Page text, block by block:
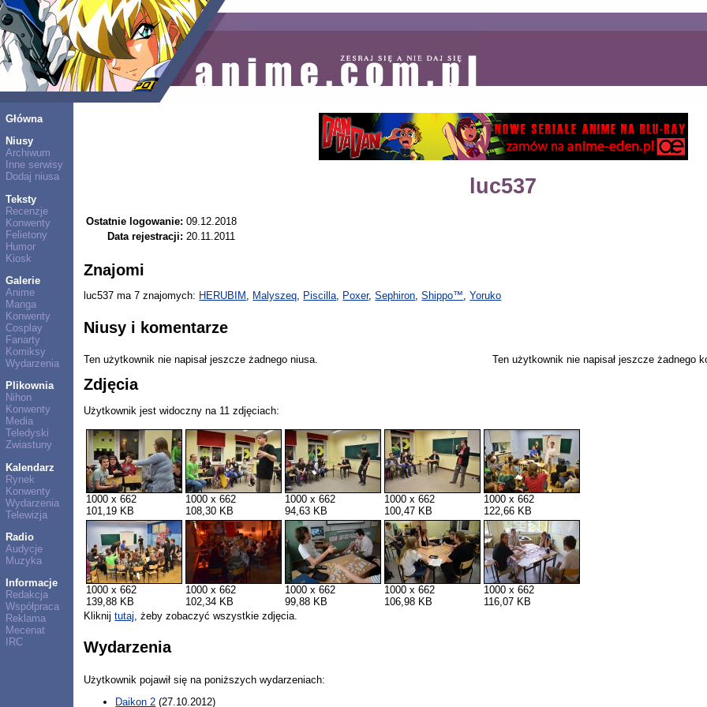
Główna
Niusy
Archiwum
Inne serwisy
Dodaj niusa
Teksty
Recenzje
Konwenty
Felietony
Humor
Kiosk
Galerie
Anime
Manga
Konwenty
Cosplay
Fanarty
Komiksy
Wydarzenia
Plikownia
Nihon
Konwenty
Media
Teledyski
Zwiastuny
Kalendarz
Rynek
Konwenty
Wydarzenia
Telewizja
Radio
Audycje
Muzyka
Informacje
Redakcja
Współpraca
Reklama
Mecenat
IRC
luc537
Ostatnie logowanie: 09.12.2018
Data rejestracji: 20.11.2011
Znajomi
luc537 ma 7 znajomych: HERUBIM , Malyszeq, Piscilla, Poxer,Sephiron,Shippo™,Yoruko
Niusy i komentarze
Ten użytkownik nie napisał jeszcze żadnego niusa. Ten użytkownik nie napisał jeszcze żadnego
Zdjęcia
Użytkownik jest widoczny na 11 zdjęciach:
1000 x 662
101,19 KB
1000 x 662
108,30 KB
1000 x 662
94,63 KB
1000 x 662
100,47 KB
1000 x 662
122,66 KB
1000 x 662
139,88 KB
1000 x 662
102,34 KB
1000 x 662
99,88 KB
1000 x 662
106,98 KB
1000 x 662
116,07 KB
Kliknijtutaj, żeby zobaczyć wszystkie zdjęcia.
Wydarzenia
Użytkownik pojawił się na poniższych wydarzeniach:
Daikon 2 (27.10.2012)